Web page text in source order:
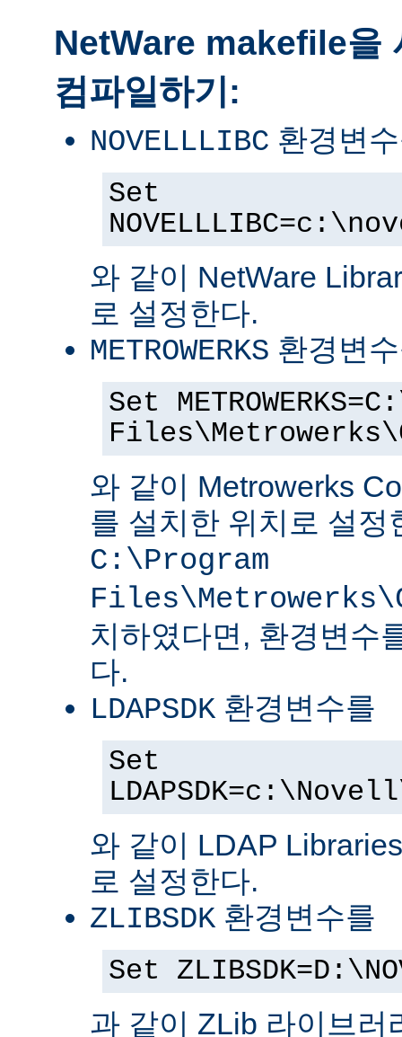
NetWare makefile을
컴파일하기:
NOVELLLIBC 환경변
Set
와 같이 NetWare
로 설정한다.
METROWERKS 환경변
Set
와 같이 Metrowerks
를 설치한 위치로 설정
C:\Program
치하였다면, 환경변수
다.
LDAPSDK 환경변수를
Set
와 같이 LDAP
로 설정한다.
ZLIBSDK 환경변수를
Set
과 같이 ZLib 라이브러